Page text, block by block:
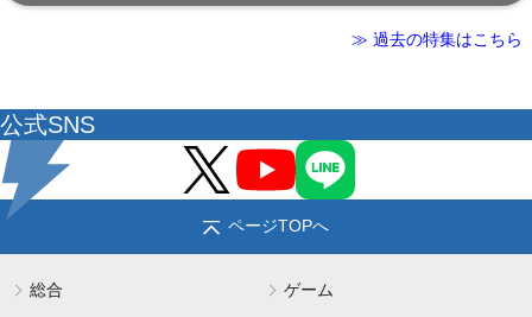
≫ 過去の特集はこちら
公式SNS
ページTOPへ
総合 ゲーム